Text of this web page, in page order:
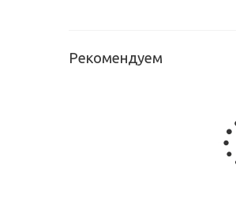
Рекомендуем